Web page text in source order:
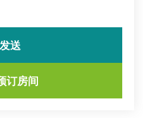
发送
订房间